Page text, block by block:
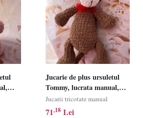
Jucarie de plus ursuletul
Tommy, lucrata manual,
handmade, textil, maro/bej
33 cm
Jucarii tricotate manual
71,18 Lei